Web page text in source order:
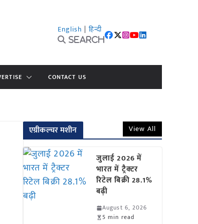
English | हिन्दी
Search
CONTACT US
एग्रीकल्चर मशीन View All
जुलाई 2026 में
भारत में ट्रैक्टर
रिटेल बिक्री 28.1%
बढ़ी
August 6, 2026
5 min read